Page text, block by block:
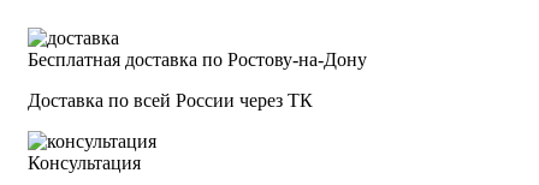
Бесплатная доставка по Ростову-на-Дону
Доставка по всей России через ТК
Консультация